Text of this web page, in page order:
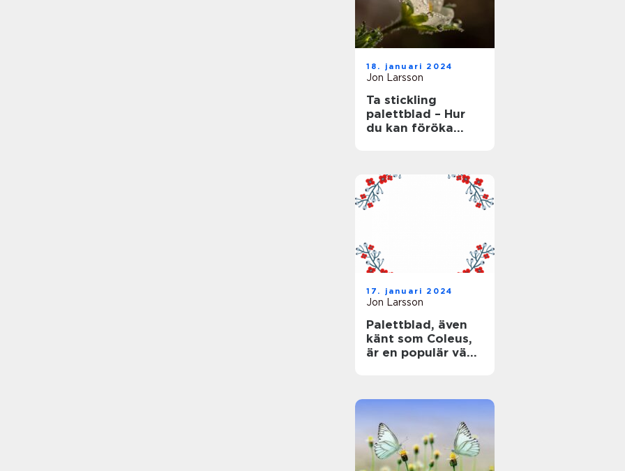
18. januari 2024
Jon Larsson
Ta stickling
palettblad – Hur
du kan föröka
17. januari 2024
Jon Larsson
Palettblad, även
känt som Coleus,
är en populär växt